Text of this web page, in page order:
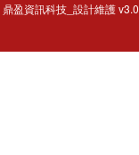
鼎盈資訊科技_設計維護 v3.0